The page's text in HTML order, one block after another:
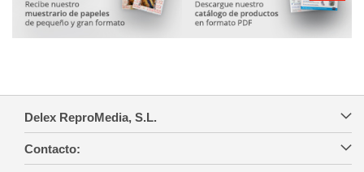
Delex ReproMedia, S.L.
Contacto: